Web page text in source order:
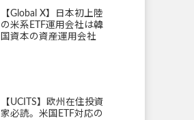
【Global X】日本初上陸
の米系ETF運用会社は韓
国資本の資産運用会社
【UCITS】欧州在住投資
家必読。米国ETF対応の